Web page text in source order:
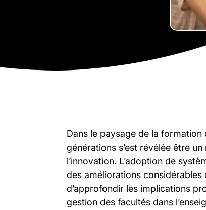
Dans le paysage de la
générations s’est révélée être
l’innovation. L’adoption de
des améliorations
d’approfondir les implications
gestion des facultés dans